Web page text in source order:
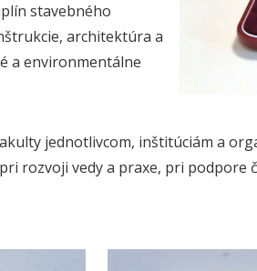
stavebného
architektúra a
a environmentálne
jednotlivcom, inštitúciám a
rozvoji vedy a praxe, pri